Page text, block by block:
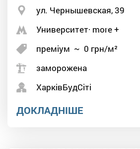
ул. Чернышевская, 39
Университет· more +
преміум ~ 0 грн/м²
заморожена
ХарківБудСіті
ДОКЛАДНІШЕ